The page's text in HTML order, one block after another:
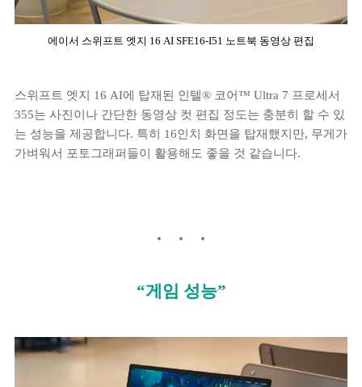
에이서 스위프트 엣지 16 AI SFE16-I51 노트북 동영상 편집
스위프트 엣지 16 AI에 탑재된 인텔® 코어™ Ultra 7 프로세서
355는 사진이나 간단한 동영상 컷 편집 정도는 충분히 할 수 있
는 성능을 제공합니다. 특히 16인치 화면을 탑재했지만, 무게가
가벼워서 포토그래퍼들이 활용해도 좋을 것 같습니다.
“게임 성능”